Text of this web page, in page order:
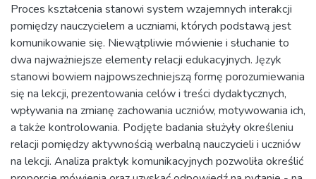
Proces kształcenia stanowi system wzajemnych interakcji
pomiędzy nauczycielem a uczniami, których podstawą jest
komunikowanie się. Niewątpliwie mówienie i słuchanie to
dwa najważniejsze elementy relacji edukacyjnych. Język
stanowi bowiem najpowszechniejszą formę porozumiewania
się na lekcji, prezentowania celów i treści dydaktycznych,
wpływania na zmianę zachowania uczniów, motywowania ich,
a także kontrolowania. Podjęte badania służyły określeniu
relacji pomiędzy aktywnością werbalną nauczycieli i uczniów
na lekcji. Analiza praktyk komunikacyjnych pozwoliła określić